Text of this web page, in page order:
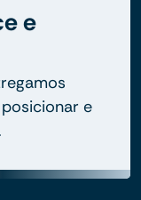
e
e